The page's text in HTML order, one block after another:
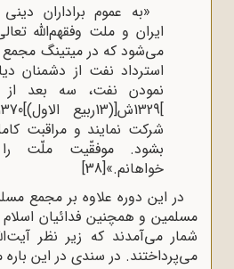
«به عموم براداران
ایران و ملت وفقهم‌الله
می‌شود که در میتینگ مجمع
استرداد نفت از دشمنان
نمودن نفت، سه بعد
شرکت نمایند و مراقبت
بشود. موفقّیت ملّت
خواهانم.»[38]
در این دوره علاوه بر مجمع
مسلمین و همچنین فدائیان
شمار می‌آمدند که زیر نظر
می‌پرداختند. در سندی در این باره